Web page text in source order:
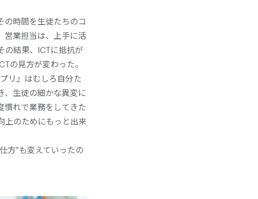
の時間を生徒たちのコ
営業担当は、上手に活
の結果、ICTに抵抗が
の見方が変わった。
リ』はむしろ自分た
、生徒の細かな異変に
慣れで業務をしてきた
上のためにもっと出来
方"も変えていったの